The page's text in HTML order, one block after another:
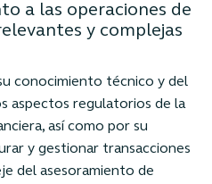
a las operaciones de
y complejas
conocimiento técnico y del
aspectos regulatorios de la
así como por su
y gestionar transacciones
del asesoramiento de